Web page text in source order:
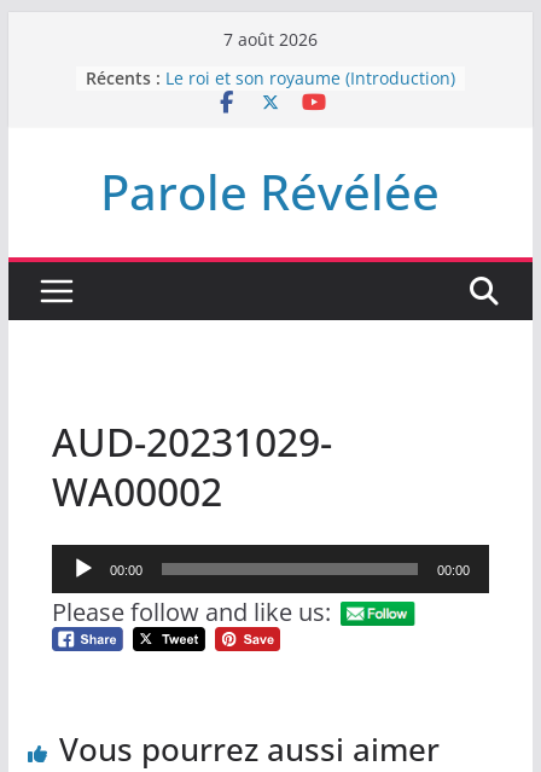
7 août 2026
Récents : Le roi et son royaume (Introduction)
DEMEUREZ DANS LA LUMIÈRE
LABAN
L’INTERVENTION DE DIEU
Parole Révélée
AUD-20231029-
WA00002
Lecteur
audio
00:00 00:00
Please follow and like us:
Vous pourrez aussi aimer